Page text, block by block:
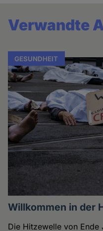
Verwandte
GESUNDHEIT
Willkommen in der
Die Hitzewelle von Ende